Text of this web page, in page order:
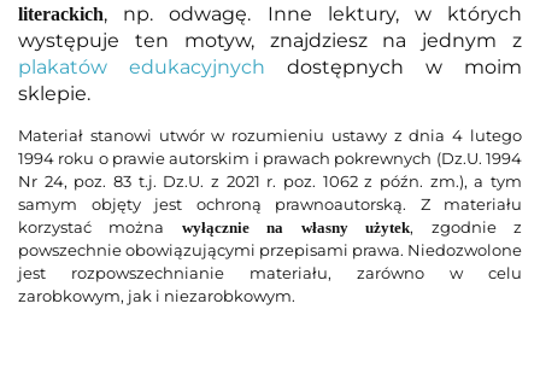
literackich, np. odwagę. Inne lektury, w których
występuje ten motyw, znajdziesz na jednym z
plakatów edukacyjnych dostępnych w moim
sklepie.
Materiał stanowi utwór w rozumieniu ustawy z dnia 4 lutego
1994 roku o prawie autorskim i prawach pokrewnych (Dz.U. 1994
Nr 24, poz. 83 t.j. Dz.U. z 2021 r. poz. 1062 z późn. zm.), a tym
samym objęty jest ochroną prawnoautorską. Z materiału
korzystać można wyłącznie na własny użytek, zgodnie z
powszechnie obowiązującymi przepisami prawa. Niedozwolone
jest rozpowszechnianie materiału, zarówno w celu
zarobkowym, jak i niezarobkowym.